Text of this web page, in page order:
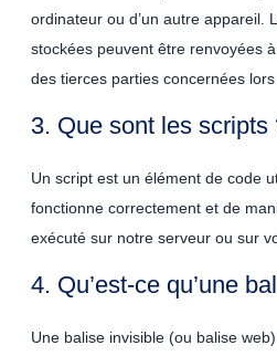
ordinateur ou d’un autre appareil.
stockées peuvent être renvoyées
des tierces parties concernées lors
3. Que sont les scripts
Un script est un élément de code
fonctionne correctement et de
exécuté sur notre serveur ou sur
4. Qu’est-ce qu’une
Une balise invisible (ou balise